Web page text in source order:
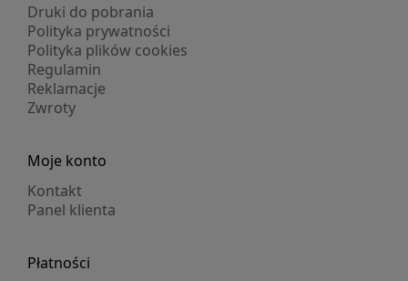
Druki do pobrania
Polityka prywatności
Polityka plików cookies
Regulamin
Reklamacje
Zwroty
Moje konto
Kontakt
Panel klienta
Płatności